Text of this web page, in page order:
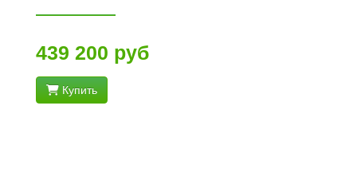
439 200 руб
Купить